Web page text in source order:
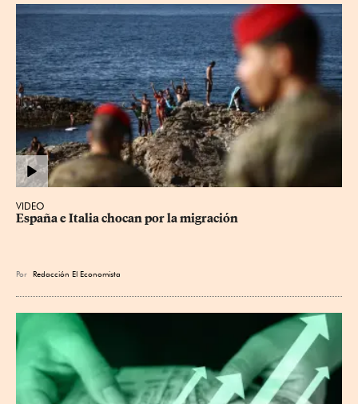
VIDEO
España e Italia chocan por la migración
Por Redacción El Economista